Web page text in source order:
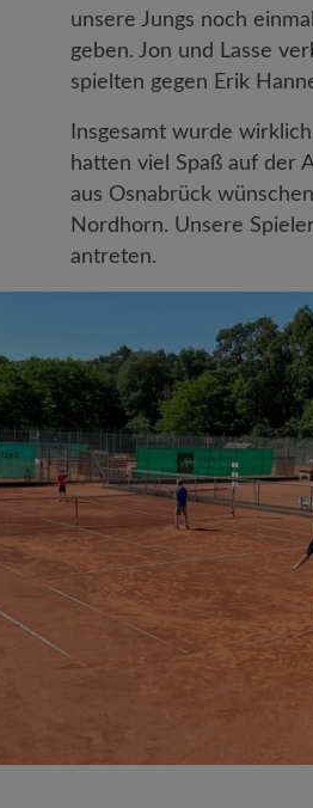
unsere Jungs noch
geben. Jon und Lasse
spielten gegen Erik
Insgesamt wurde
hatten viel Spaß auf der
aus Osnabrück
Nordhorn. Unsere
antreten.